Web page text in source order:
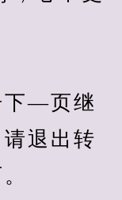
—页继
退出转